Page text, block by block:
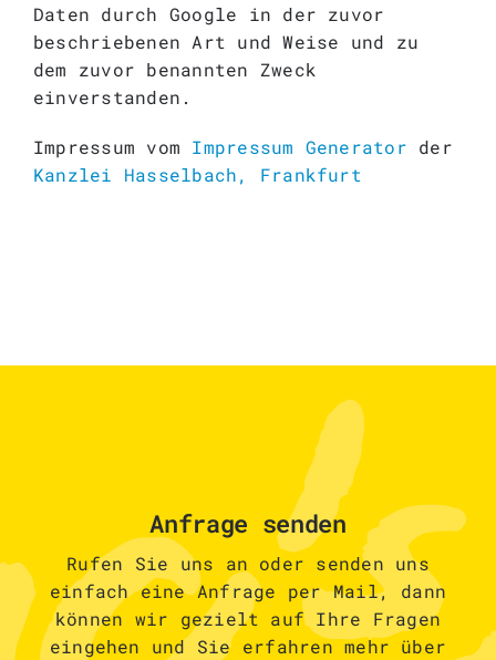
Daten durch Google in der zuvor
beschriebenen Art und Weise und zu
dem zuvor benannten Zweck
einverstanden.
Impressum vom Impressum Generator der
Kanzlei Hasselbach, Frankfurt
Anfrage senden
Rufen Sie uns an oder senden uns
einfach eine Anfrage per Mail, dann
können wir gezielt auf Ihre Fragen
eingehen und Sie erfahren mehr über